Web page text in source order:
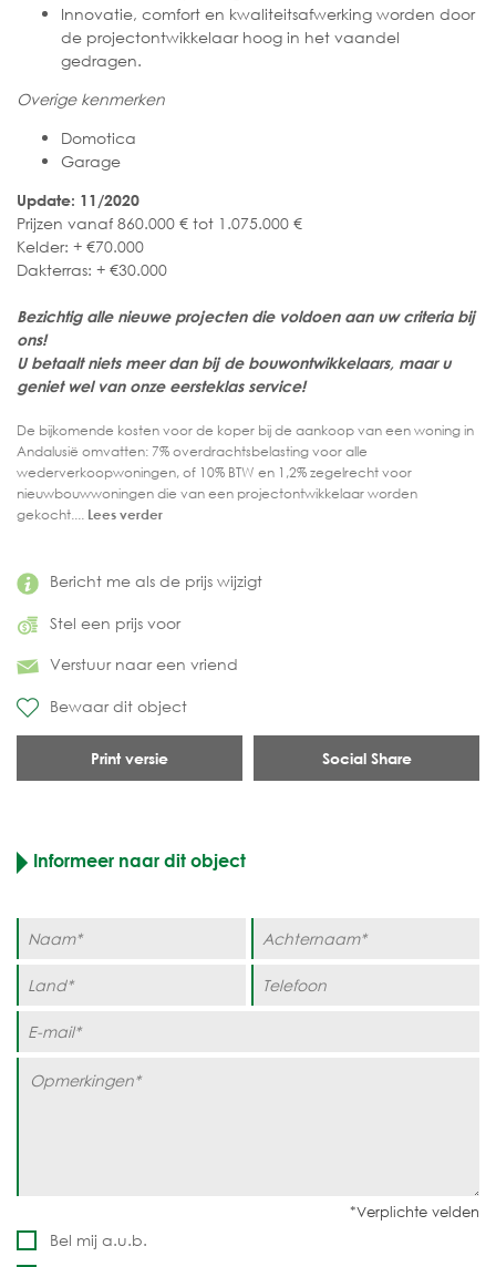
Bericht me als de prijs wijzigt
Stel een prijs voor
Verstuur naar een vriend
Bewaar dit object
Print versie Social Share
Innovatie, comfort en kwaliteitsafwerking worden door
de projectontwikkelaar hoog in het vaandel
gedragen.
Overige kenmerken
Domotica
Garage
Update: 11/2020
Prijzen vanaf 860.000 € tot 1.075.000 €
Kelder: + €70.000
Dakterras: + €30.000
Bezichtig alle nieuwe projecten die voldoen aan uw criteria bij
ons!
U betaalt niets meer dan bij de bouwontwikkelaars, maar u
geniet wel van onze eersteklas service!
De bijkomende kosten voor de koper bij de aankoop van een woning in
Andalusië omvatten: 7% overdrachtsbelasting voor alle
wederverkoopwoningen, of 10% BTW en 1,2% zegelrecht voor
nieuwbouwwoningen die van een projectontwikkelaar worden
gekocht.... Lees verder
Informeer naar dit object
Bel mij a.u.b.